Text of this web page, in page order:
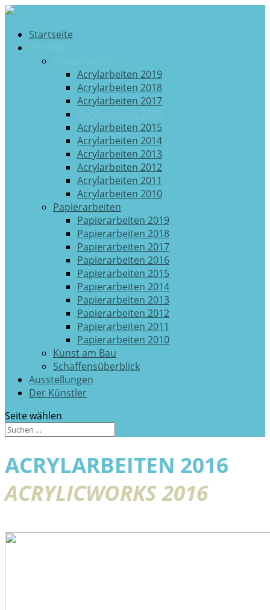
Startseite
Acrylarbeiten 2019
Acrylarbeiten 2018
Acrylarbeiten 2017
Acrylarbeiten 2015
Acrylarbeiten 2014
Acrylarbeiten 2013
Acrylarbeiten 2012
Acrylarbeiten 2011
Acrylarbeiten 2010
Papierarbeiten
Papierarbeiten 2019
Papierarbeiten 2018
Papierarbeiten 2017
Papierarbeiten 2016
Papierarbeiten 2015
Papierarbeiten 2014
Papierarbeiten 2013
Papierarbeiten 2012
Papierarbeiten 2011
Papierarbeiten 2010
Kunst am Bau
Schaffensüberblick
Ausstellungen
Der Künstler
Seite wählen
ACRYLARBEITEN 2016
ACRYLICWORKS 2016